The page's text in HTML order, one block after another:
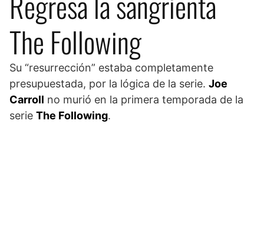
The Following
Su “resurrección” estaba completamente
presupuestada, por la lógica de la serie. Joe
Carroll no murió en la primera temporada de la
serie The Following.